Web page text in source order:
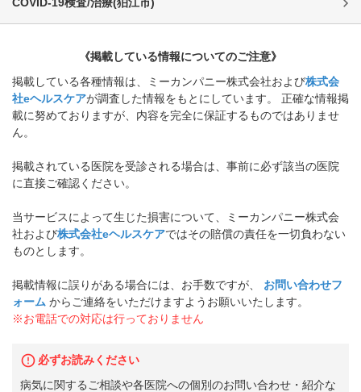
《掲載している情報についてのご注意》
掲載している各種情報は、ミーカンパニー株式会社および株式会
社eヘルスケアが調査した情報をもとにしています。 正確な情報掲
載に努めておりますが、内容を完全に保証するものではありませ
ん。
掲載されている医院を受診される場合は、事前に必ず該当の医院
に直接ご確認ください。
当サービスによって生じた損害について、ミーカンパニー株式会
社および株式会社eヘルスケアではその賠償の責任を一切負わない
ものとします。
掲載情報に誤りがある場合には、お手数ですが、
お問い合わせフ
ォーム からご連絡をいただけますようお願いいたします。
※お電話での対応は行っておりません
必ずお読みください
病気に関するご相談や各医院への個別のお問い合わせ・紹介な